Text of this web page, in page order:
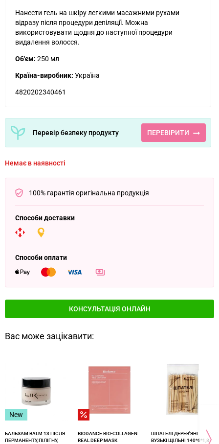
Нанести гель на шкіру легкими масажними рухами
відразу після процедури депіляції. Можна
використовувати щодня до наступної процедури
видалення волосся.
Об'єм: 250 мл
Країна-виробник: Україна
4820202340461
Перевір безпеку продукту ПЕРЕВІРИТИ
Немає в наявності
100% гарантія оригінальна продукція
Способи доставки
Способи оплати
КОНСУЛЬТАЦІЯ ОНЛАЙН
Вас може зацікавити:
New
БАЛЬЗАМ BALM 13 ПІСЛЯ
ПЕРМАНЕНТУ, ПІЛІГНУ,
BIODANCE BIO-COLLAGEN
REAL DEEP MASK
ШПАТЕЛІ ДЕРЕВ'ЯНІ
ВУЗЬКІ ЩІЛЬНІ 140*6*1,8